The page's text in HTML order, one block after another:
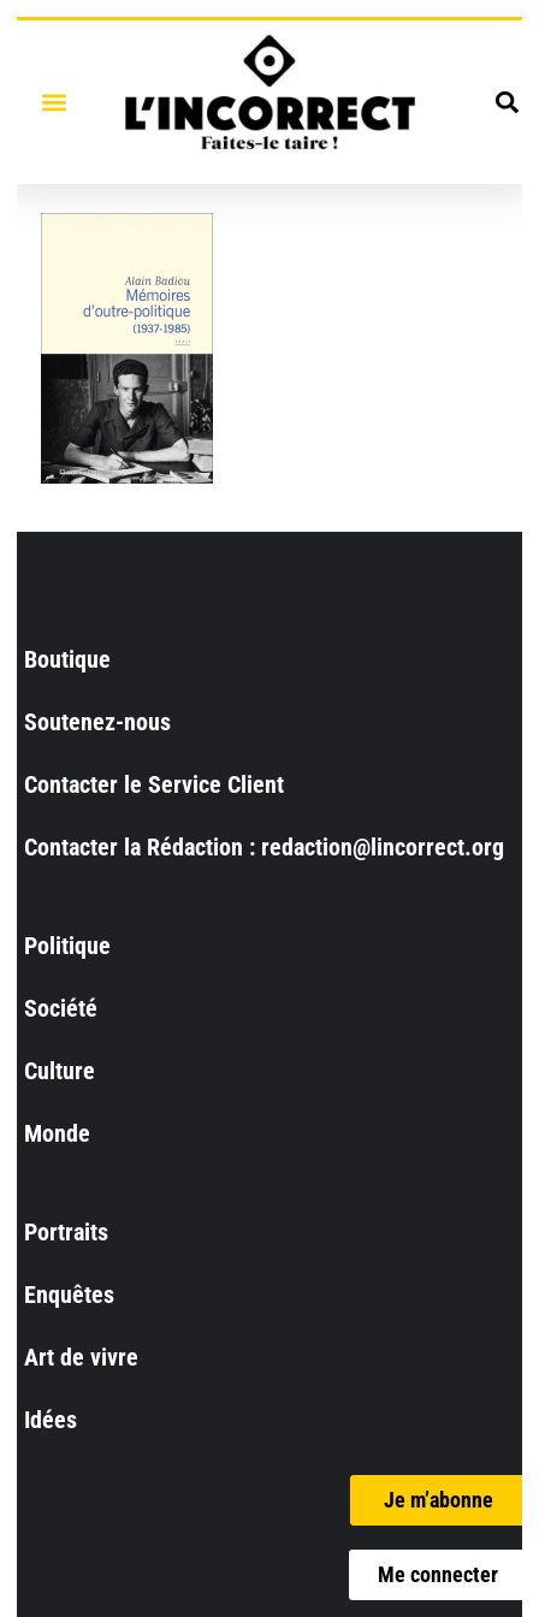
Boutique
Soutenez-nous
Contacter le Service Client
Contacter la Rédaction : redaction@lincorrect.org
Politique
Société
Culture
Monde
Portraits
Enquêtes
Art de vivre
Idées
Je m’abonne
Me connecter